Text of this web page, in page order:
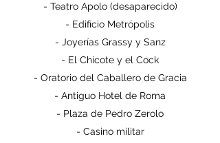
- Teatro Apolo (desaparecido)
- Edificio Metrópolis
- Joyerías Grassy y Sanz
- El Chicote y el Cock
- Oratorio del Caballero de Gracia
- Antiguo Hotel de Roma
- Plaza de Pedro Zerolo
- Casino militar